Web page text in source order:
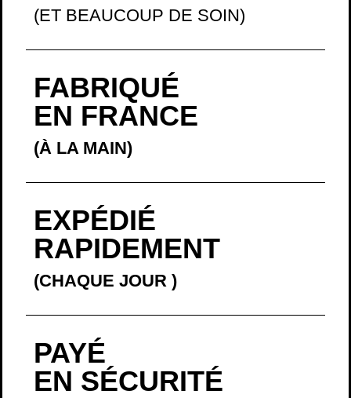
(ET BEAUCOUP DE SOIN)
FABRIQUÉ
EN FRANCE
(À LA MAIN)
EXPÉDIÉ
RAPIDEMENT
(CHAQUE JOUR )
PAYÉ
EN SÉCURITÉ